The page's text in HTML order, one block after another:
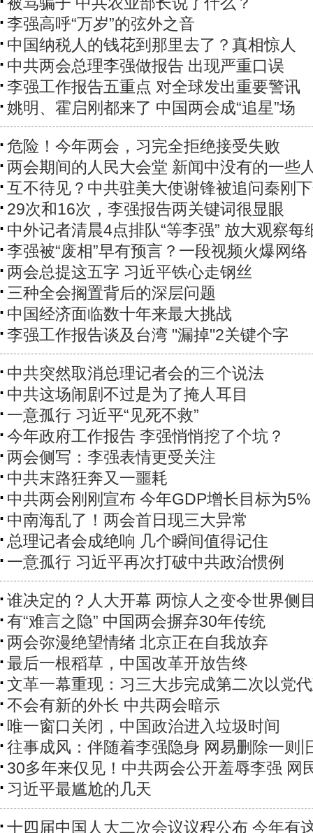
李强高呼“万岁”的弦外之音
中国纳税人的钱花到那里去了？真相惊人
中共两会总理李强做报告 出现严重口误
李强工作报告五重点 对全球发出重要警讯
姚明、霍启刚都来了 中国两会成“追星”场
危险！今年两会，习完全拒绝接受失败
两会期间的人民大会堂 新闻中没有的一些
互不待见？中共驻美大使谢锋被追问秦刚
29次和16次，李强报告两关键词很显眼
中外记者清晨4点排队“等李强” 放大观察每
李强被“废相”早有预言？一段视频火爆网络
两会总提这五字 习近平铁心走钢丝
三种全会搁置背后的深层问题
中国经济面临数十年来最大挑战
李强工作报告谈及台湾 "漏掉"2关键个字
中共突然取消总理记者会的三个说法
中共这场闹剧不过是为了掩人耳目
一意孤行 习近平“见死不救”
今年政府工作报告 李强悄悄挖了个坑？
两会侧写：李强表情更受关注
中共末路狂奔又一噩耗
中共两会刚刚宣布 今年GDP增长目标为5%
中南海乱了！两会首日现三大异常
总理记者会成绝响 几个瞬间值得记住
一意孤行 习近平再次打破中共政治惯例
谁决定的？人大开幕 两惊人之变令世界侧
有“难言之隐” 中国两会摒弃30年传统
两会弥漫绝望情绪 北京正在自我放弃
最后一根稻草，中国改革开放告终
文革一幕重现：习三大步完成第二次以党
不会有新的外长 中共两会暗示
唯一窗口关闭，中国政治进入垃圾时间
往事成风：伴随着李强隐身 网易删除一则
30多年来仅见！中共两会公开羞辱李强 网
习近平最尴尬的几天
十四届中国人大二次会议议程公布 今年有